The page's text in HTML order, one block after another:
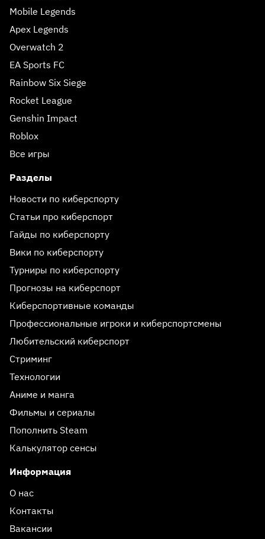
Mobile Legends
Apex Legends
Overwatch 2
EA Sports FC
Rainbow Six Siege
Rocket League
Genshin Impact
Roblox
Все игры
Разделы
Новости по киберспорту
Статьи про киберспорт
Гайды по киберспорту
Вики по киберспорту
Турниры по киберспорту
Прогнозы на киберспорт
Киберспортивные команды
Профессиональные игроки и киберспортсмены
Любительский киберспорт
Стриминг
Технологии
Аниме и манга
Фильмы и сериалы
Пополнить Steam
Калькулятор сенсы
Информация
О нас
Контакты
Вакансии